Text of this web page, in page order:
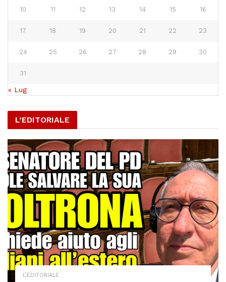
10 11 12 13 14 15 16
17 18 19 20 21 22 23
24 25 26 27 28 29 30
31
« Lug
L’EDITORIALE
L’EDITORIALE